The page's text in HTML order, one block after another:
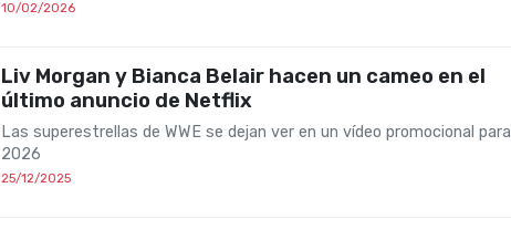
10/02/2026
Liv Morgan y Bianca Belair hacen un cameo en el
último anuncio de Netflix
Las superestrellas de WWE se dejan ver en un vídeo promocional para
2026
25/12/2025